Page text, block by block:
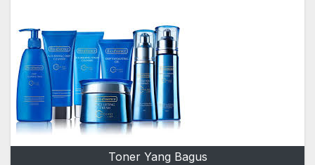
Toner Yang Bagus